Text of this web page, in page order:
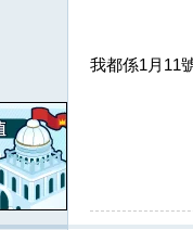
我都係1月11